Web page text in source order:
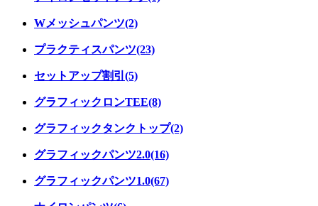
Wメッシュパンツ(2)
プラクティスパンツ(23)
セットアップ割引(5)
グラフィックロンTEE(8)
グラフィックタンクトップ(2)
グラフィックパンツ2.0(16)
グラフィックパンツ1.0(67)